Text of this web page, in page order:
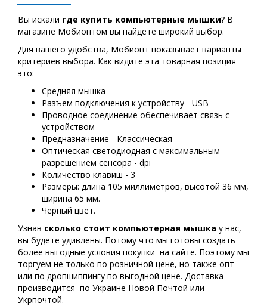
Вы искали где купить компьютерные мышки? В
магазине Мобиоптом вы найдете широкий выбор.
Для вашего удобства, Мобиопт показывает варианты
критериев выбора. Как видите эта товарная позиция
это:
Средняя мышка
Разъем подключения к устройству - USB
Проводное соединение обеспечивает связь с
устройством -
Предназначение - Классическая
Оптическая светодиодная с максимальным
разрешением сенсора - dpi
Количество клавиш - 3
Размеры: длина 105 миллиметров, высотой 36 мм,
ширина 65 мм.
Черный цвет.
Узнав сколько стоит компьютерная мышка у нас,
вы будете удивлены. Потому что мы готовы создать
более выгодные условия покупки на сайте. Поэтому мы
торгуем не только по розничной цене, но также опт
или по дропшиппингу по выгодной цене. Доставка
производится по Украине Новой Почтой или
Укрпочтой.